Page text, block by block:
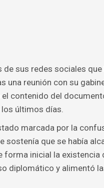
sus redes sociales
una reunión con su
el contenido del
los últimos días.
marcada por la
sostenía que se había
forma inicial la
diplomático y alimentó